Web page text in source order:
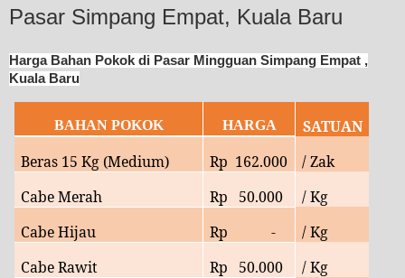
Pasar Simpang Empat, Kuala Baru
Harga Bahan Pokok di Pasar Mingguan Simpang Empat ,
Kuala Baru
BAHAN POKOK HARGA
SATUAN
Beras 15 Kg (Medium)
Rp 162.000
/ Zak
Cabe Merah
Rp 50.000
/ Kg
Cabe Hijau
Rp -
/ Kg
Cabe Rawit
Rp 50.000
/ Kg